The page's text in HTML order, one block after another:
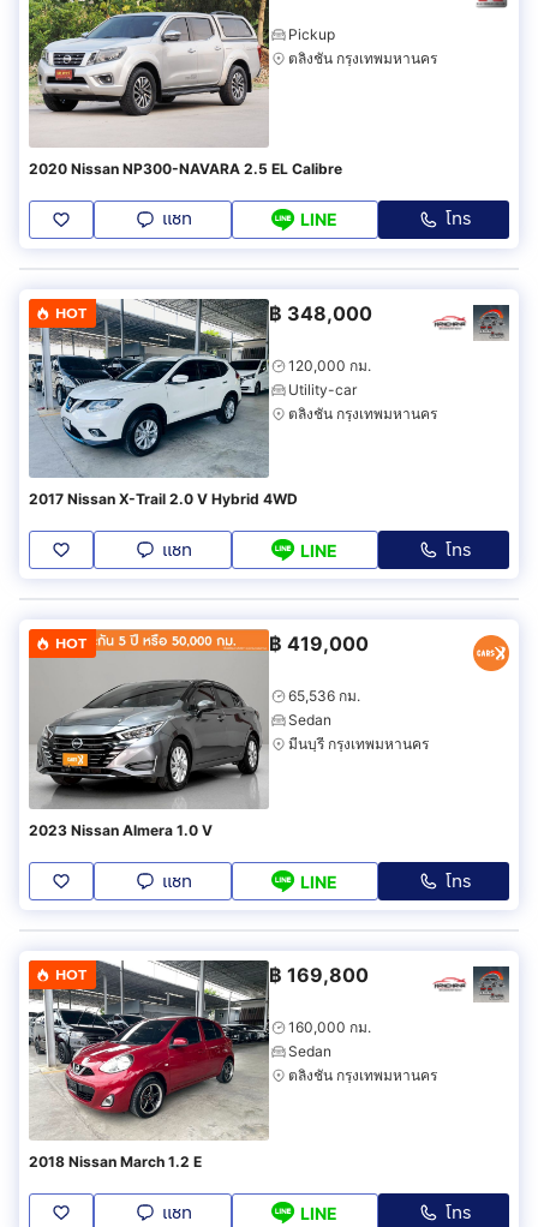
Pickup
ตลิ่งชัน กรุงเทพมหานคร
2020 Nissan NP300-NAVARA 2.5 EL Calibre
แชท LINE โทร
HOT ฿ 348,000
120,000 กม.
Utility-car
ตลิ่งชัน กรุงเทพมหานคร
2017 Nissan X-Trail 2.0 V Hybrid 4WD
แชท LINE โทร
HOT ฿ 419,000
65,536 กม.
Sedan
มีนบุรี กรุงเทพมหานคร
2023 Nissan Almera 1.0 V
แชท LINE โทร
HOT ฿ 169,800
160,000 กม.
Sedan
ตลิ่งชัน กรุงเทพมหานคร
2018 Nissan March 1.2 E
แชท LINE โทร